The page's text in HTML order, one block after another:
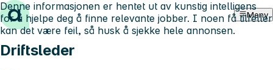
Hopp til innhold Meny
Driftsleder
Denne informasjonen er hentet ut av kunstig intelligens
for å hjelpe deg å finne relevante jobber. I noen få tilfeller
kan det være feil, så husk å sjekke hele annonsen.